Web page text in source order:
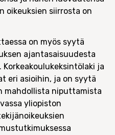
oikeuksien siirrosta on
on myös syytä
ajantasaisuudesta
ja
eri asioihin, ja on syytä
mahdollista niputtamista
yliopiston